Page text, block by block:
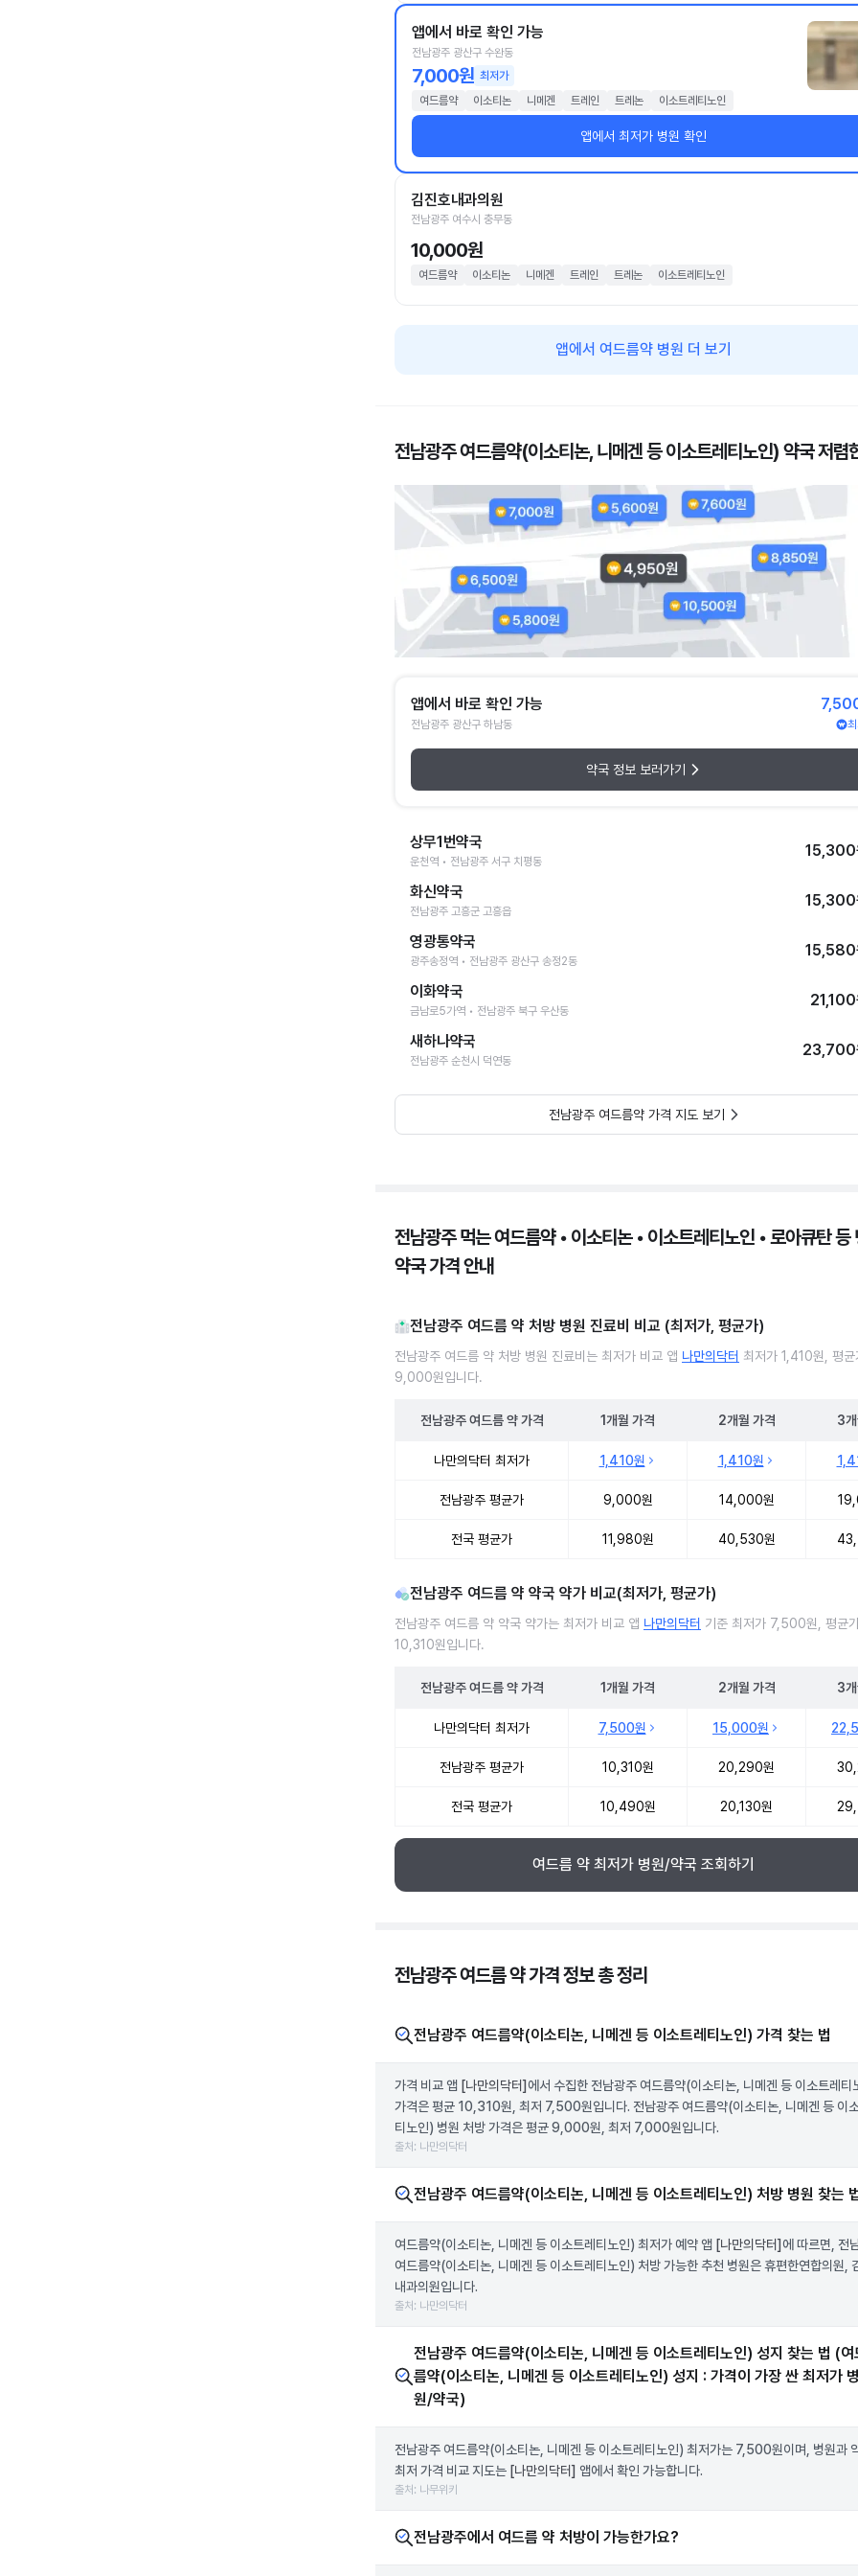
앱에서 바로 확인 가능
전남광주 광산구 수완동
7,000원 최저가
여드름약
이소티논 니메겐 트레인 트레논 이소트레티노인
앱에서 최저가 병원 확인
김진호내과의원
전남광주 여수시 충무동
10,000원
여드름약 이소티논 니메겐 트레인 트레논 이소트레티노인
앱에서 여드름약 병원 더 보기
전남광주 여드름약(이소티논, 니메겐 등 이소트레티노인) 약국 저렴
앱에서 바로 확인 가능
전남광주 광산구 하남동
약국 정보 보러가기
상무1번약국
운천역 • 전남광주 서구 치평동
15,300
화신약국
전남광주 고흥군 고흥읍
15,300
영광통약국
광주송정역 • 전남광주 광산구 송정2동
15,580
이화약국
금남로5가역 • 전남광주 북구 우산동
21,100
새하나약국
전남광주 순천시 덕연동
23,700
전남광주 여드름약 가격 지도 보기
전남광주 먹는 여드름약 • 이소티논 • 이소트레티노인 • 로아큐탄 등
약국 가격 안내
전남광주 여드름 약 처방 병원 진료비 비교 (최저가, 평균가)
전남광주 여드름 약 처방 병원 진료비는 최저가 비교 앱 나만의닥터 최저가 1,410원, 평균
9,000원입니다.
전남광주 여드름 약가격 1개월 가격 2개월 가격 3
나만의닥터 최저가 1,410원 1,410원
전남광주 평균가 9,000원 14,000원
전국 평균가 11,980원 40,530원
전남광주 여드름 약 약국 약가 비교(최저가, 평균가)
전남광주 여드름 약 약국 약가는 최저가 비교 앱 나만의닥터 기준 최저가 7,500원, 평균
10,310원입니다.
전남광주 여드름 약가격 1개월 가격 2개월 가격 3
나만의닥터 최저가 7,500원 15,000원
전남광주 평균가 10,310원 20,290원
전국 평균가 10,490원 20,130원
여드름 약 최저가 병원/약국 조회하기
전남광주 여드름 약 가격 정보 총 정리
전남광주 여드름약(이소티논, 니메겐 등 이소트레티노인) 가격 찾는 법
가격 비교 앱 [나만의닥터] 에서 수집한 전남광주 여드름약(이소티논, 니메겐 등 이소트레티
가격은 평균 10,310원, 최저 7,500원입니다. 전남광주 여드름약(이소티논, 니메겐 등 이
티노인) 병원 처방 가격은 평균 9,000원, 최저 7,000원입니다.
출처: 나만의닥터
전남광주 여드름약(이소티논, 니메겐 등 이소트레티노인) 처방 병원 찾는
여드름약(이소티논, 니메겐 등 이소트레티노인) 최저가 예약 앱 [나만의닥터] 에 따르면, 전
여드름약(이소티논, 니메겐 등 이소트레티노인) 처방 가능한 추천 병원은 휴편한연합의원,
내과의원입니다.
출처: 나만의닥터
전남광주 여드름약(이소티논, 니메겐 등 이소트레티노인) 성지 찾는 법 (여
름약(이소티논, 니메겐 등 이소트레티노인) 성지 : 가격이 가장 싼 최저가 병
원/약국)
전남광주 여드름약(이소티논, 니메겐 등 이소트레티노인) 최저가는 7,500원이며, 병원과
최저 가격 비교 지도는 [나만의닥터] 앱에서 확인 가능합니다.
출처: 나무위키
전남광주에서 여드름 약 처방이 가능한가요?